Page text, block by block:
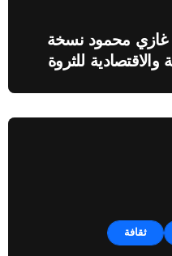
غازي محمود نسخة
والاقتصادية للثروة
ثقافة